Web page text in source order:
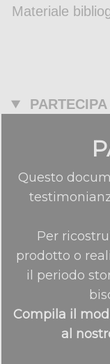
Materiale
Questo
Per
prodotto o
il periodo
Compila il
al